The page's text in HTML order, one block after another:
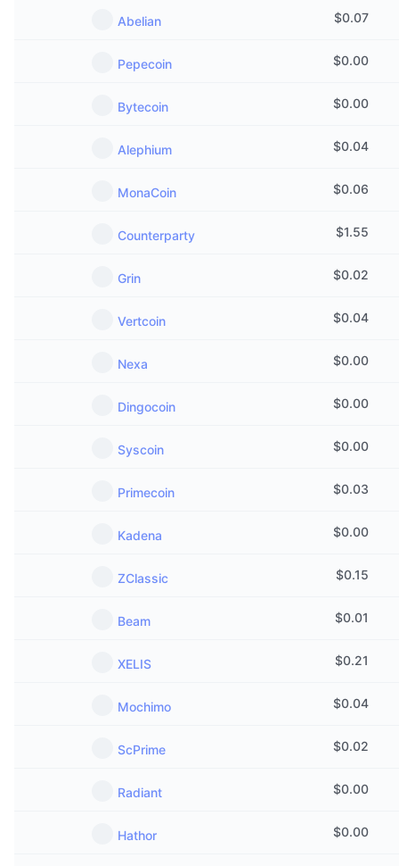
다가오는 판매
Abelian $0.07
Pepecoin $0.00
Bytecoin $0.00
Alephium $0.04
MonaCoin $0.06
Counterparty $1.55
Grin $0.02
Vertcoin $0.04
Nexa $0.00
Dingocoin $0.00
Syscoin $0.00
Primecoin $0.03
Kadena $0.00
ZClassic $0.15
Beam $0.01
XELIS $0.21
Mochimo $0.04
ScPrime $0.02
Radiant $0.00
Hathor $0.00